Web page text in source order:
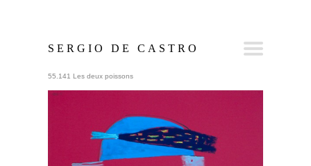
SERGIO DE CASTRO
55.141 Les deux poissons